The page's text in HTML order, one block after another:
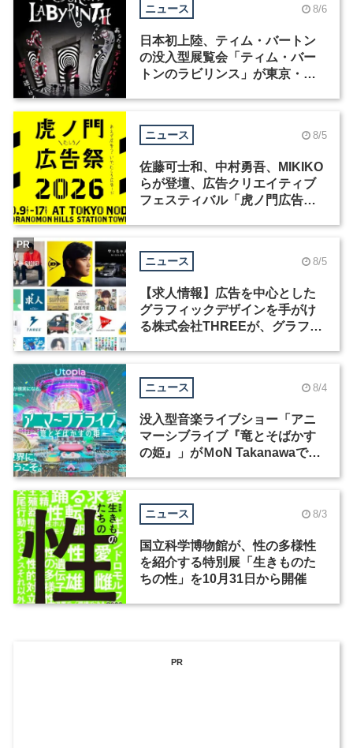
ニュース 8/6
日本初上陸、ティム・バートン
の没入型展覧会「ティム・バー
トンのラビリンス」が東京・豊
ニュース 8/5
佐藤可士和、中村勇吾、MIKIKO
らが登壇、広告クリエイティブ
フェスティバル「虎ノ門広告
ニュース 8/5
【求人情報】広告を中心とした
グラフィックデザインを手がけ
る株式会社THREEが、グラフィ
PR
ニュース 8/4
没入型音楽ライブショー「アニ
マーシブライブ『竜とそばかす
の姫』」がＭoN Takanawaで開
ニュース 8/3
国立科学博物館が、性の多様性
を紹介する特別展「生きものた
ちの性」を10月31日から開催
PR